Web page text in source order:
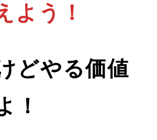
よう！
どやる価値
！